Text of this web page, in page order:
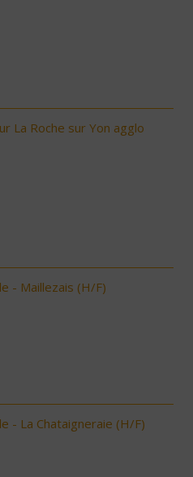
La Roche sur Yon agglo
- Maillezais (H/F)
- La Chataigneraie (H/F)